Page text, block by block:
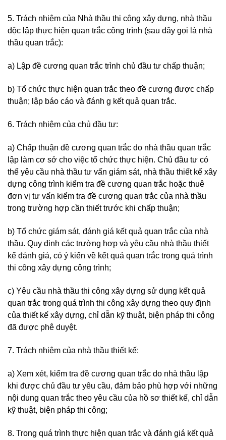
5. Trách nhiệm của Nhà thầu thi công xây dựng, nhà thầu
độc lập thực hiện quan trắc công trình (sau đây gọi là nhà
thầu quan trắc):
a) Lập đề cương quan trắc trình chủ đầu tư chấp thuận;
b) Tổ chức thực hiện quan trắc theo đề cương được chấp
thuận; lập báo cáo và đánh g kết quả quan trắc.
6. Trách nhiệm của chủ đầu tư:
a) Chấp thuận đề cương quan trắc do nhà thầu quan trắc
lập làm cơ sở cho việc tổ chức thực hiện. Chủ đầu tư có
thể yêu cầu nhà thầu tư vấn giám sát, nhà thầu thiết kế xây
dựng công trình kiểm tra đề cương quan trắc hoặc thuê
đơn vị tư vấn kiểm tra đề cương quan trắc của nhà thầu
trong trường hợp cần thiết trước khi chấp thuận;
b) Tổ chức giám sát, đánh giá kết quả quan trắc của nhà
thầu. Quy định các trường hợp và yêu cầu nhà thầu thiết
kế đánh giá, có ý kiến về kết quả quan trắc trong quá trình
thi công xây dựng công trình;
c) Yêu cầu nhà thầu thi công xây dựng sử dụng kết quả
quan trắc trong quá trình thi công xây dựng theo quy định
của thiết kế xây dựng, chỉ dẫn kỹ thuật, biện pháp thi công
đã được phê duyệt.
7. Trách nhiệm của nhà thầu thiết kế:
a) Xem xét, kiểm tra đề cương quan trắc do nhà thầu lập
khi được chủ đầu tư yêu cầu, đảm bảo phù hợp với những
nội dung quan trắc theo yêu cầu của hồ sơ thiết kế, chỉ dẫn
kỹ thuật, biện pháp thi công;
8. Trong quá trình thực hiện quan trắc và đánh giá kết quả